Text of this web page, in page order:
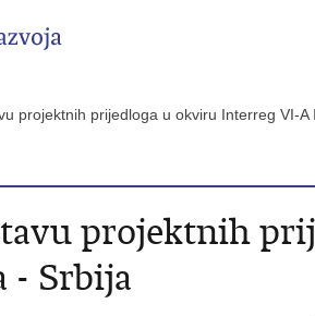
projektnih prijedloga u okviru Interreg VI-
projektnih
- Srbija